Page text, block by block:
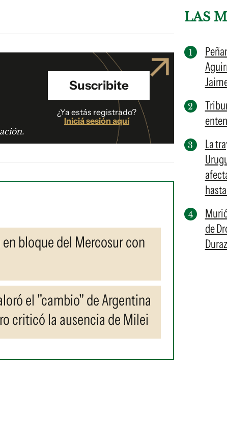
Suscribite
¿Ya estás registrado?
Iniciá sesión aquí
bloque del Mercosur con
el "cambio" de Argentina
criticó la ausencia de Milei
LAS
La
de